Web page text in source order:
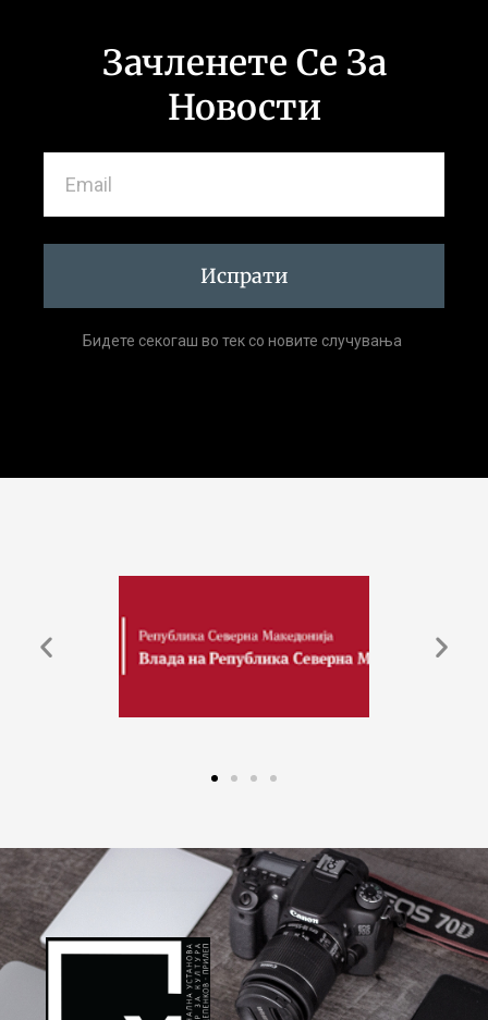
Зачленете Се За
Новости
Испрати
Бидете секогаш во тек со новите случувања